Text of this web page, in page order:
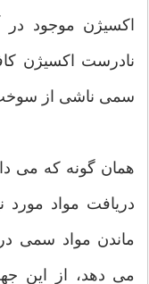
اکسیژن موجود
نادرست اکسیژن
سمی ناشی از سوخت
همان گونه که می
دریافت مواد مورد
ماندن مواد سمی
می دهد، از این